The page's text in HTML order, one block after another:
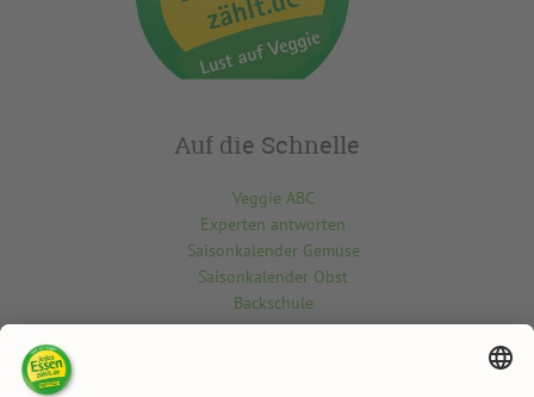
Auf die Schnelle
Veggie ABC
Experten antworten
Saisonkalender Gemüse
Saisonkalender Obst
Backschule